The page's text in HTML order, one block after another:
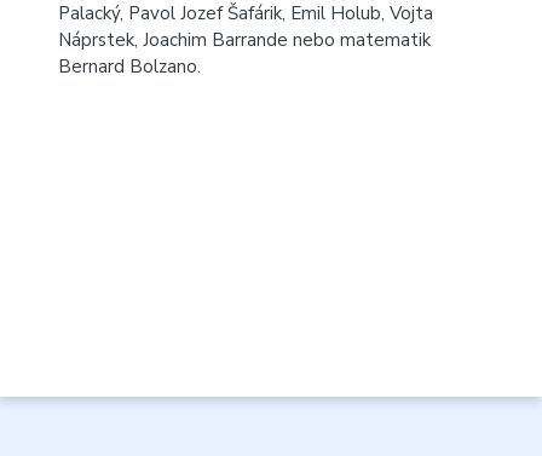
Palacký, Pavol Jozef Šafárik, Emil Holub, Vojta
Náprstek, Joachim Barrande nebo matematik
Bernard Bolzano.